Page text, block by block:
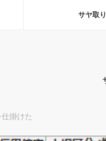
サヤ取
掛けた